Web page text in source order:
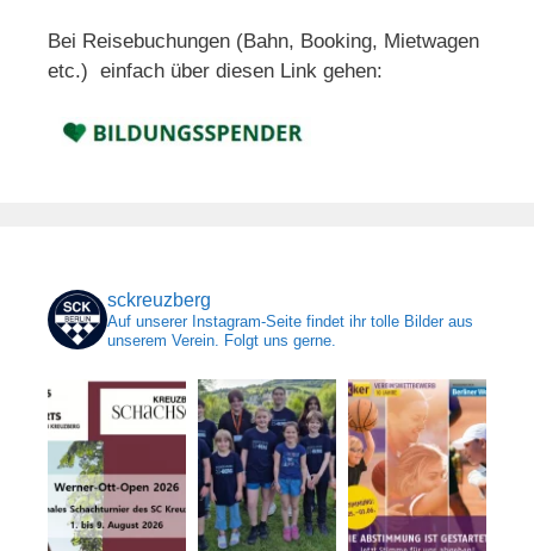
Bei Reisebuchungen (Bahn, Booking, Mietwagen
etc.) einfach über diesen Link gehen:
sckreuzberg
Auf unserer Instagram-Seite findet ihr tolle Bilder aus
unserem Verein. Folgt uns gerne.